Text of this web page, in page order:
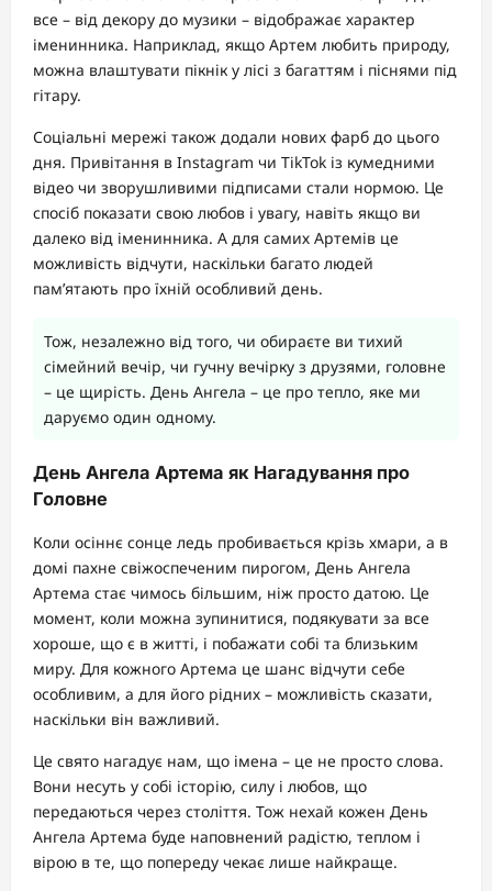
все – від декору до музики – відображає характер
іменинника. Наприклад, якщо Артем любить природу,
можна влаштувати пікнік у лісі з багаттям і піснями під
гітару.
Соціальні мережі також додали нових фарб до цього
дня. Привітання в Instagram чи TikTok із кумедними
відео чи зворушливими підписами стали нормою. Це
спосіб показати свою любов і увагу, навіть якщо ви
далеко від іменинника. А для самих Артемів це
можливість відчути, наскільки багато людей
пам’ятають про їхній особливий день.
Тож, незалежно від того, чи обираєте ви тихий
сімейний вечір, чи гучну вечірку з друзями, головне
– це щирість. День Ангела – це про тепло, яке ми
даруємо один одному.
День Ангела Артема як Нагадування про
Головне
Коли осіннє сонце ледь пробивається крізь хмари, а в
домі пахне свіжоспеченим пирогом, День Ангела
Артема стає чимось більшим, ніж просто датою. Це
момент, коли можна зупинитися, подякувати за все
хороше, що є в житті, і побажати собі та близьким
миру. Для кожного Артема це шанс відчути себе
особливим, а для його рідних – можливість сказати,
наскільки він важливий.
Це свято нагадує нам, що імена – це не просто слова.
Вони несуть у собі історію, силу і любов, що
передаються через століття. Тож нехай кожен День
Ангела Артема буде наповнений радістю, теплом і
вірою в те, що попереду чекає лише найкраще.